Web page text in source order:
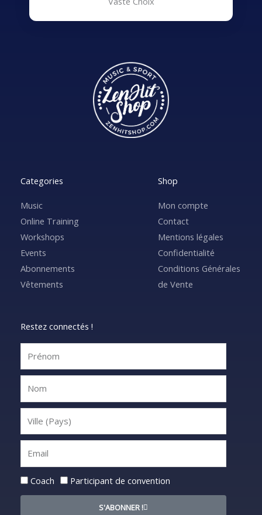
Categories
Music
Online Training
Workshops
Events
Abonnements
Vêtements
Shop
Mon compte
Contact
Mentions légales
Confidentialité
Conditions Générales
de Vente
Restez connectés !
Statut
Coach Participant de convention
S'ABONNER !